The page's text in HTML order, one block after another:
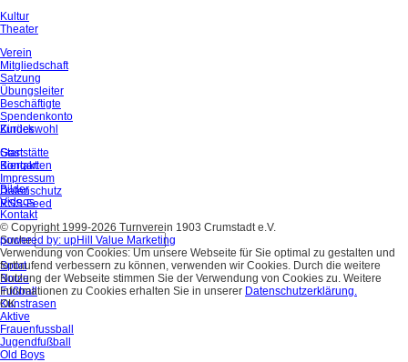
Kultur
Theater
Verein
Mitgliedschaft
Satzung
Übungsleiter
Beschäftigte
Spendenkonto
Kindeswohl
Gaststätte
Biergarten
Bilder
Videos
Kontakt
Suche
Sport
Boule
Fußball
Kunstrasen
Aktive
Frauenfussball
Jugendfußball
Old Boys
Zurück
Start
Kontakt
Impressum
Datenschutz
RSS-Feed
© Copyright 1999-2026 Turnverein 1903 Crumstadt e.V.
powered by: upHill Value Marketing
Verwendung von Cookies: Um unsere Webseite für Sie optimal zu gestalten und
fortlaufend verbessern zu können, verwenden wir Cookies. Durch die weitere
Nutzung der Webseite stimmen Sie der Verwendung von Cookies zu. Weitere
Informationen zu Cookies erhalten Sie in unserer Datenschutzerklärung.
OK